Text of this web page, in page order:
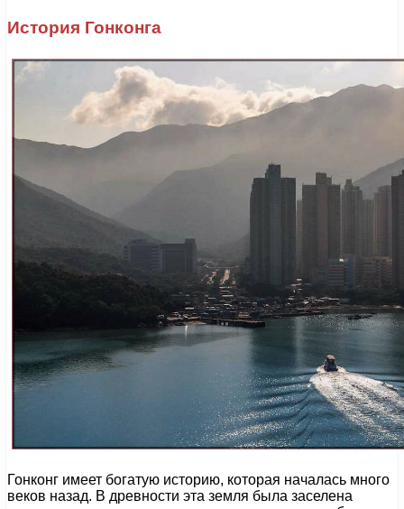
История Гонконга
Гонконг имеет богатую историю, которая началась много
веков назад. В древности эта земля была заселена